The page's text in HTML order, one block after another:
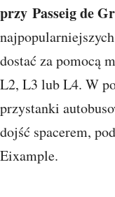
przy Passeig de
dostać za pomocą
L2, L3 lub L4. W
przystanki
dojść spacerem,
Eixample.